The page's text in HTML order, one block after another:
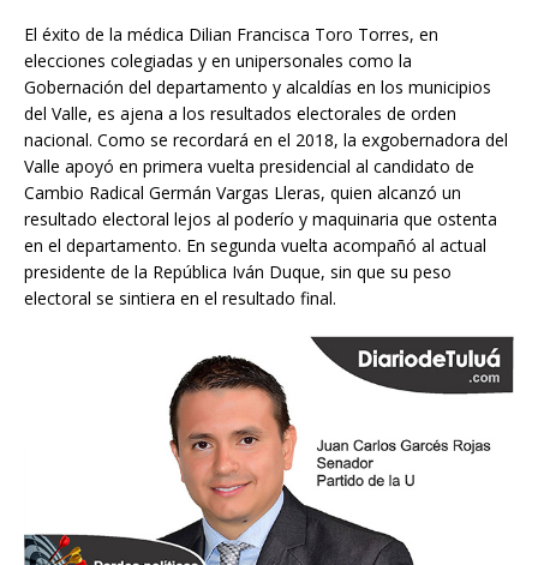
El éxito de la médica Dilian Francisca Toro Torres, en
elecciones colegiadas y en unipersonales como la
Gobernación del departamento y alcaldías en los municipios
del Valle, es ajena a los resultados electorales de orden
nacional. Como se recordará en el 2018, la exgobernadora del
Valle apoyó en primera vuelta presidencial al candidato de
Cambio Radical Germán Vargas Lleras, quien alcanzó un
resultado electoral lejos al poderío y maquinaria que ostenta
en el departamento. En segunda vuelta acompañó al actual
presidente de la República Iván Duque, sin que su peso
electoral se sintiera en el resultado final.